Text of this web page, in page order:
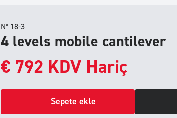
N° 18-3
4 levels mobile cantilever
€ 792 KDV Hariç
Sepete ekle